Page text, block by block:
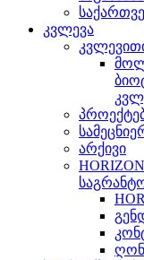
კვლევა
არქივი